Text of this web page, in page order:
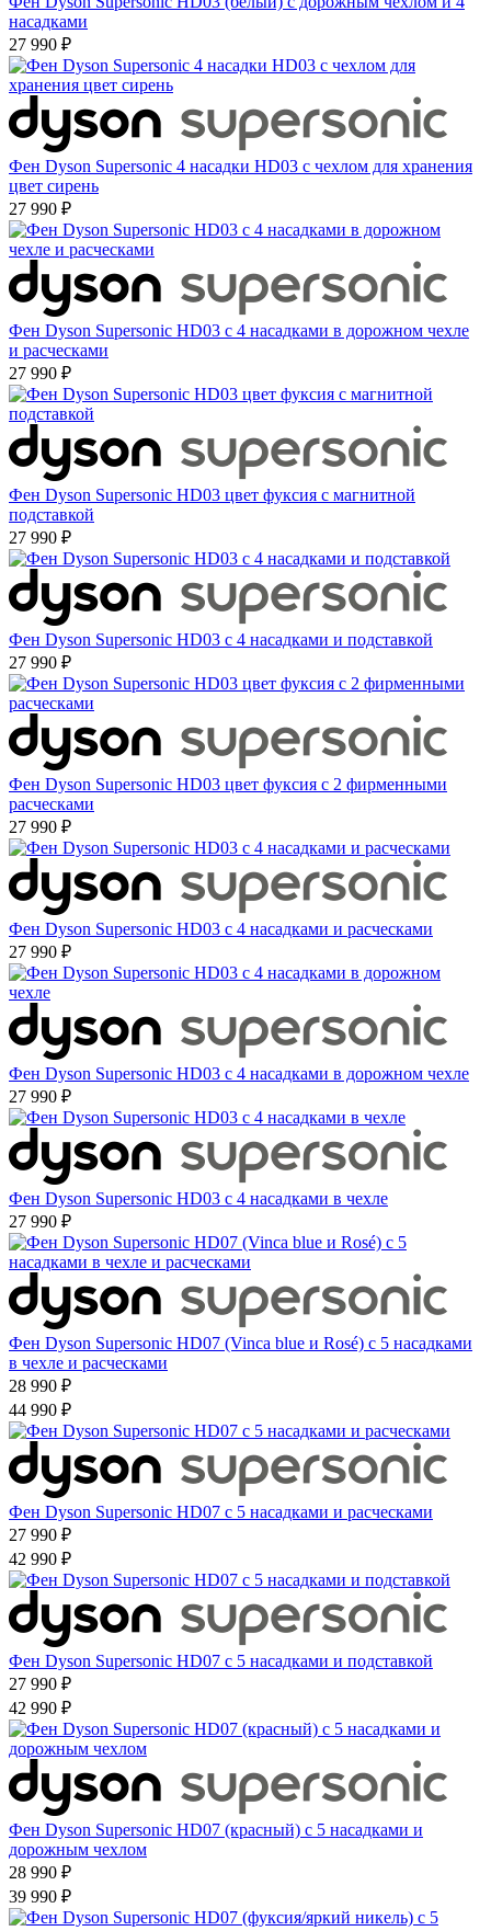
насадками
27 990 ₽
Фен Dyson Supersonic 4 насадки HD03 с чехлом для хранения
цвет сирень
27 990 ₽
Фен Dyson Supersonic HD03 с 4 насадками в дорожном чехле
и расческами
27 990 ₽
Фен Dyson Supersonic HD03 цвет фуксия с магнитной
подставкой
27 990 ₽
Фен Dyson Supersonic HD03 с 4 насадками и подставкой
27 990 ₽
Фен Dyson Supersonic HD03 цвет фуксия с 2 фирменными
расческами
27 990 ₽
Фен Dyson Supersonic HD03 с 4 насадками и расческами
27 990 ₽
Фен Dyson Supersonic HD03 с 4 насадками в дорожном чехле
27 990 ₽
Фен Dyson Supersonic HD03 с 4 насадками в чехле
27 990 ₽
Фен Dyson Supersonic HD07 (Vinca blue и Rosé) с 5 насадками
в чехле и расческами
28 990 ₽
44 990 ₽
Фен Dyson Supersonic HD07 с 5 насадками и расческами
27 990 ₽
42 990 ₽
Фен Dyson Supersonic HD07 с 5 насадками и подставкой
27 990 ₽
42 990 ₽
Фен Dyson Supersonic HD07 (красный) с 5 насадками и
дорожным чехлом
28 990 ₽
39 990 ₽